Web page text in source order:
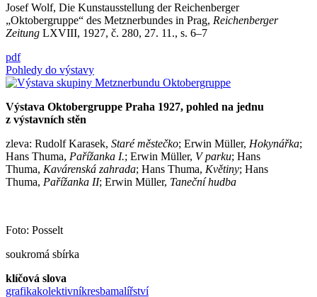
Josef Wolf, Die Kunstausstellung der Reichenberger
„Oktobergruppe“ des Metznerbundes in Prag, Reichenberger
Zeitung LXVIII, 1927, č. 280, 27. 11., s. 6–7
pdf
Pohledy do výstavy
Výstava Oktobergruppe Praha 1927, pohled na jednu
z výstavních stěn
zleva: Rudolf Karasek, Staré městečko; Erwin Müller, Hokynářka;
Hans Thuma, Pařížanka I.; Erwin Müller, V parku; Hans
Thuma, Kavárenská zahrada; Hans Thuma, Květiny; Hans
Thuma, Pařížanka II; Erwin Müller, Taneční hudba
Foto: Posselt
soukromá sbírka
klíčová slova
grafikakolektivníkresbamalířství